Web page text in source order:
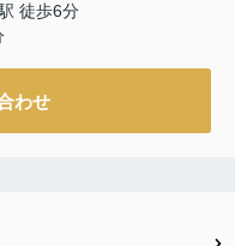
徒歩6分
わせ